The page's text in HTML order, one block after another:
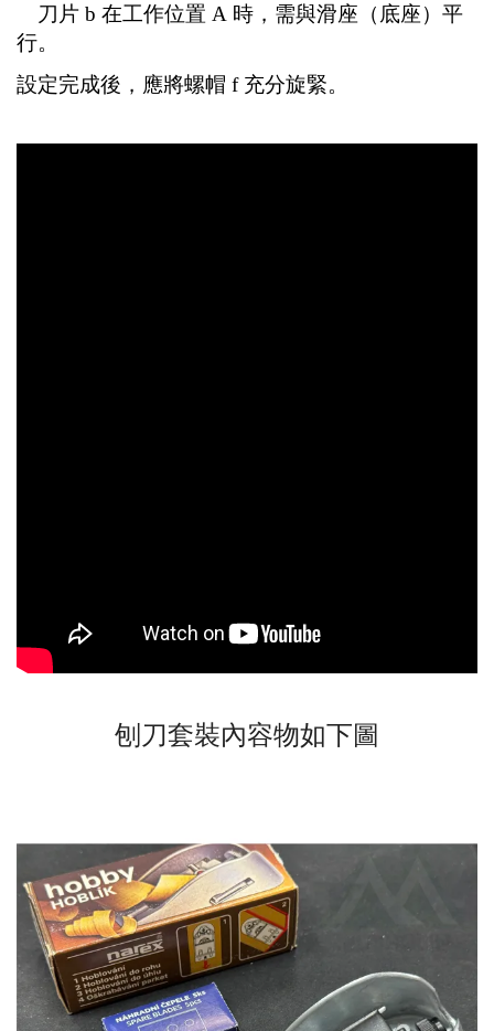
刀片 b 在工作位置 A 時，需與滑座（底座）平
行。
設定完成後，應將螺帽 f 充分旋緊。
刨刀套裝內容物如下圖